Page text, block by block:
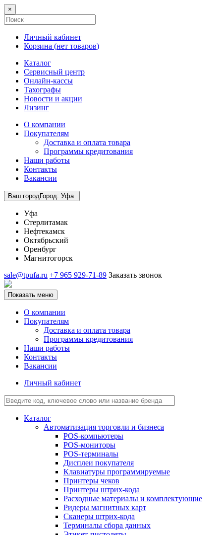
×
Личный кабинет
Корзина (нет товаров)
Каталог
Сервисный центр
Онлайн-кассы
Тахографы
Новости и акции
Лизинг
О компании
Покупателям
Доставка и оплата товара
Программы кредитования
Наши работы
Контакты
Вакансии
Ваш городГород: Уфа
Уфа
Стерлитамак
Нефтекамск
Октябрьский
Оренбург
Магнитогорск
sale@tpufa.ru +7 965 929-71-89 Заказать звонок
Показать меню
О компании
Покупателям
Доставка и оплата товара
Программы кредитования
Наши работы
Контакты
Вакансии
Личный кабинет
Каталог
Автоматизация торговли и бизнеса
POS-компьютеры
POS-мониторы
POS-терминалы
Дисплеи покупателя
Клавиатуры программируемые
Принтеры чеков
Принтеры штрих-кода
Расходные материалы и комплектующие
Ридеры магнитных карт
Сканеры штрих-кода
Терминалы сбора данных